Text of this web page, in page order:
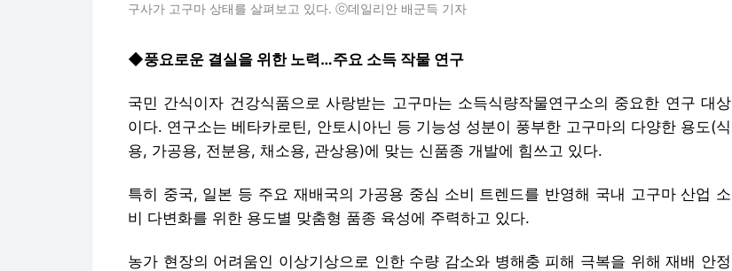
구사가 고구마 상태를 살펴보고 있다. ⓒ데일리안 배군득 기자
◆풍요로운 결실을 위한 노력…주요 소득 작물 연구
국민 간식이자 건강식품으로 사랑받는 고구마는 소득식량작물연구소의 중요한 연구 대상
이다. 연구소는 베타카로틴, 안토시아닌 등 기능성 성분이 풍부한 고구마의 다양한 용도(식
용, 가공용, 전분용, 채소용, 관상용)에 맞는 신품종 개발에 힘쓰고 있다.
특히 중국, 일본 등 주요 재배국의 가공용 중심 소비 트렌드를 반영해 국내 고구마 산업 소
비 다변화를 위한 용도별 맞춤형 품종 육성에 주력하고 있다.
농가 현장의 어려움인 이상기상으로 인한 수량 감소와 병해충 피해 극복을 위해 재배 안정